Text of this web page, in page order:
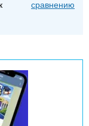
сравнению